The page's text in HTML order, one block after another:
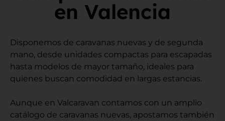
en Valencia
Disponemos de caravanas nuevas y de segunda
mano, desde unidades compactas para escapadas
hasta modelos de mayor tamaño, ideales para
quienes buscan comodidad en largas estancias.
Aunque en Valcaravan contamos con un amplio
catálogo de caravanas nuevas, apostamos también